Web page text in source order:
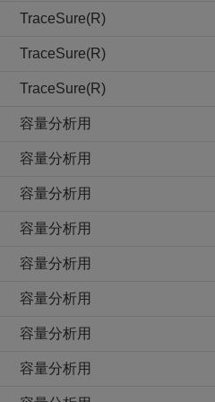
TraceSure(R)
TraceSure(R)
TraceSure(R)
容量分析用
容量分析用
容量分析用
容量分析用
容量分析用
容量分析用
容量分析用
容量分析用